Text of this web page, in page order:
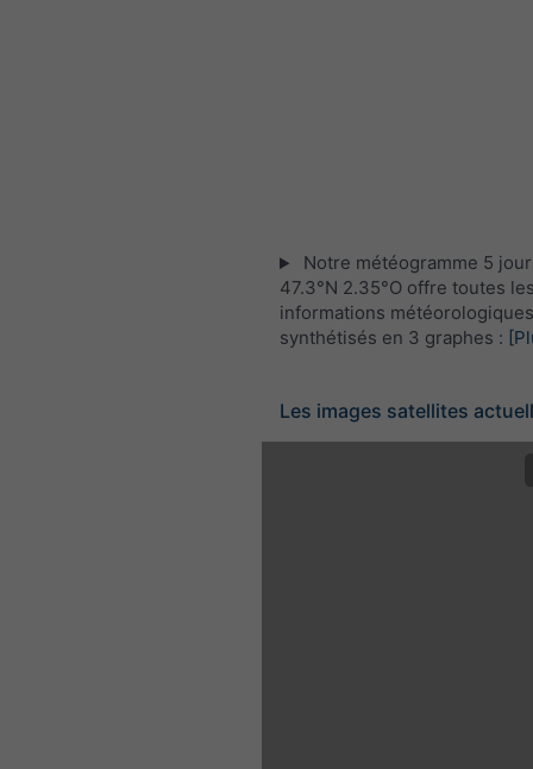
Notre météogramme 5
47.3°N 2.35°O offre toutes
informations météorologiques
synthétisés en 3 graphes :
Les images satellites